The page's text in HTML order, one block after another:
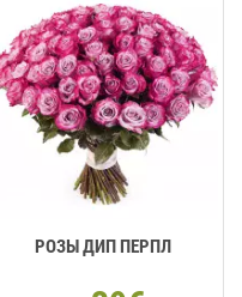
РОЗЫ ДИП ПЕРПЛ